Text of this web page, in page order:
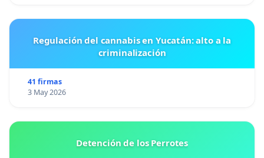
Regulación del cannabis en Yucatán: alto a la
criminalización
41 firmas
3 May 2026
Detención de los Perrotes